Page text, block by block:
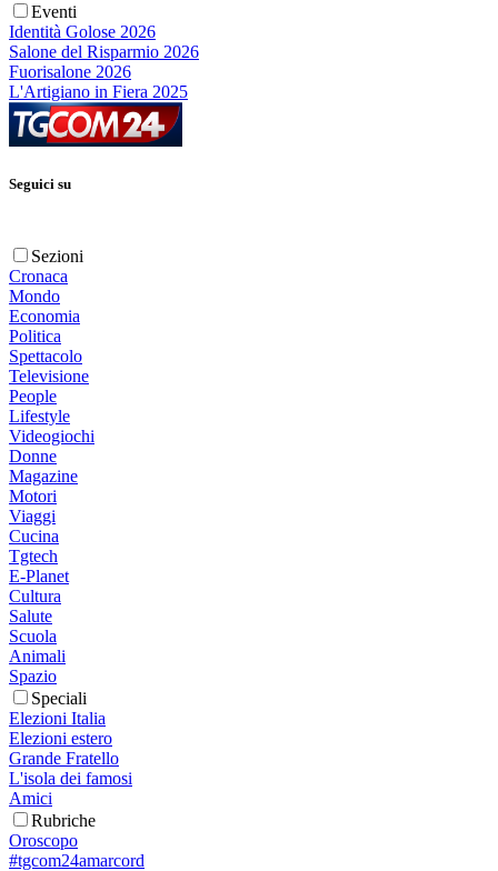
Eventi
Identità Golose 2026
Salone del Risparmio 2026
Fuorisalone 2026
L'Artigiano in Fiera 2025
Seguici su
Sezioni
Cronaca
Mondo
Economia
Politica
Spettacolo
Televisione
People
Lifestyle
Videogiochi
Donne
Magazine
Motori
Viaggi
Cucina
Tgtech
E-Planet
Cultura
Salute
Scuola
Animali
Spazio
Speciali
Elezioni Italia
Elezioni estero
Grande Fratello
L'isola dei famosi
Amici
Rubriche
Oroscopo
#tgcom24amarcord